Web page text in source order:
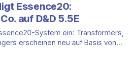
Essence20:
auf D&D 5.5E
System ein: Transformers,
erscheinen neu auf Basis von